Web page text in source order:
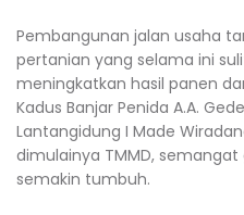
Pembangunan jalan usaha
pertanian yang selama ini
meningkatkan hasil panen
Kadus Banjar Penida A.A.
Lantangidung I Made
dimulainya TMMD,
semakin tumbuh.